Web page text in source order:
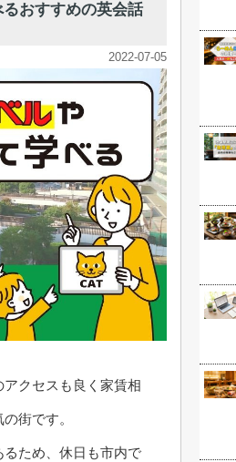
おすすめの英会話
2022-07-05
クセスも良く家賃相
街です。
ため、休日も市内で